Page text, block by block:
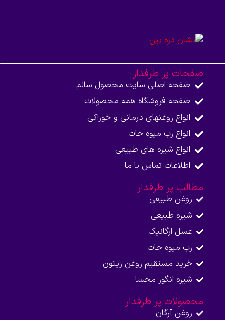
صفحات پر طرفدار
صفحه اصلی سایت محصول سالم
صفحه فروشگاه همه محصولات​
انواع روغنهای درمانی و خوراکی
انواع رب میوه جات
انواع شیره های طبیعی
اطلاعات تماس با ما​
مطالب پر طرفدار
روغن طبیعی
شیره طبیعی
عسل ارگانیک
رب میوه جات
خرید مستقیم روغن زیتون
شیره انگور محسا
محصولات پر طرفدار
روغن آرگان